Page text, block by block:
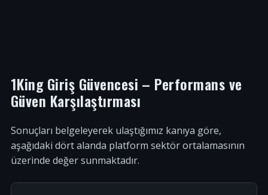
1King Giriş Güvencesi – Performans ve
Güven Karşılaştırması
Sonuçları belgeleyerek ulaştığımız kanıya göre,
aşağıdaki dört alanda platform sektör ortalamasının
üzerinde değer sunmaktadır.